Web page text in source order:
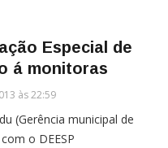
Especial de
á monitoras
às 22:59
(Gerência municipal de
o DEESP